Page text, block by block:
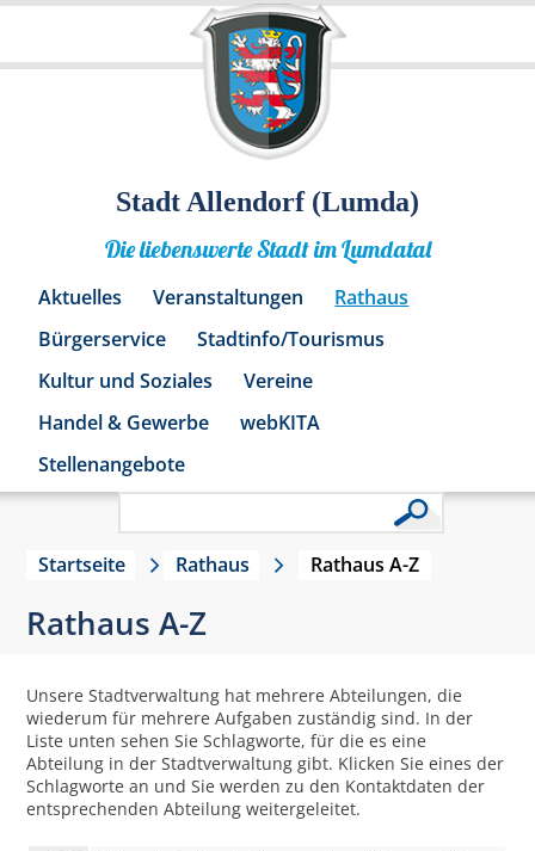
Stadt Allendorf (Lumda)
Die liebenswerte Stadt im Lumdatal
Aktuelles Veranstaltungen
Rathaus
Bürgerservice
Stadtinfo/Tourismus
Kultur und Soziales
Vereine
Handel & Gewerbe
webKITA
Stellenangebote
Startseite Rathaus Rathaus A-Z
Rathaus A-Z
Unsere Stadtverwaltung hat mehrere Abteilungen, die
wiederum für mehrere Aufgaben zuständig sind. In der
Liste unten sehen Sie Schlagworte, für die es eine
Abteilung in der Stadtverwaltung gibt. Klicken Sie eines der
Schlagworte an und Sie werden zu den Kontaktdaten der
entsprechenden Abteilung weitergeleitet.